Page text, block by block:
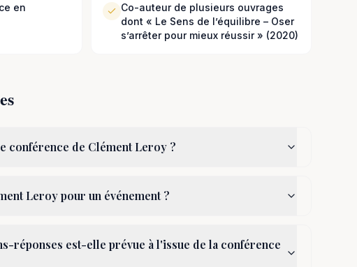
en
Co-auteur de plusieurs ouvrages
dont « Le Sens de l’équilibre – Oser
s’arrêter pour mieux réussir » (2020)
conférence de Clément Leroy ?
Leroy pour un événement ?
réponses est-elle prévue à l'issue de la conférence